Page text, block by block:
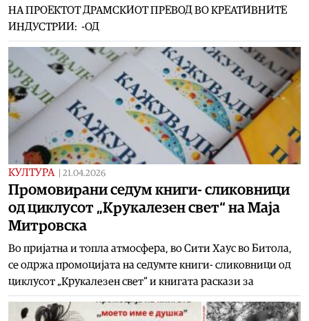
НА ПРОЕКТОТ ДРАМСКИОТ ПРЕВОД ВО КРЕАТИВНИТЕ
ИНДУСТРИИ: -ОД
КУЛТУРА 21.04.2026
Промовирани седум книги- сликовници
од циклусот „Крукалезен свет“ на Маја
Митровска
Во пријатна и топла атмосфера, во Сити Хаус во Битола,
се одржа промоцијата на седумте книги- сликовници од
циклусот „Крукалезен свет“ и книгата раскази за